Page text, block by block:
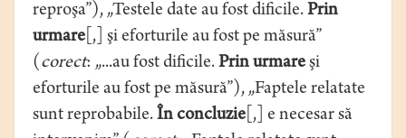
reproşa”), „Testele date au fost dificile.Prin
urmare[,] şi eforturile au fost pe măsură”
(corect: „...au fost dificile.Prin urmareşi
eforturile au fost pe măsură”), „Faptele relatate
sunt reprobabile.În concluzie[,] e necesar să